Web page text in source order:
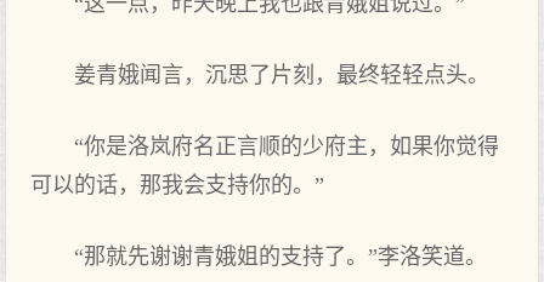
姜青娥闻言，沉思了片刻，最终轻轻点头。
“你是洛岚府名正言顺的少府主，如果你觉得
可以的话，那我会支持你的。”
“那就先谢谢青娥姐的支持了。”李洛笑道。